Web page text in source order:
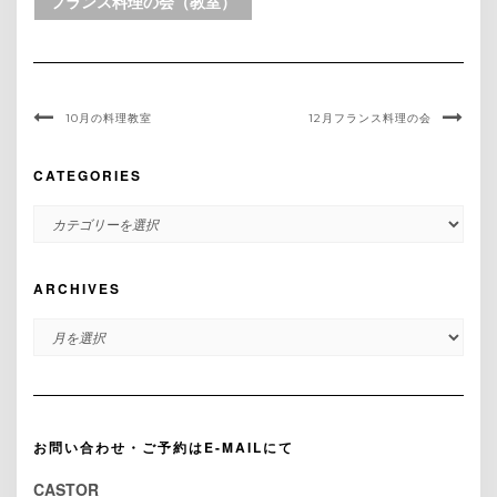
10月の料理教室 12月フランス料理の会
CATEGORIES
CATEGORIES
ARCHIVES
ARCHIVES
お問い合わせ・ご予約はE-MAILにて
CASTOR